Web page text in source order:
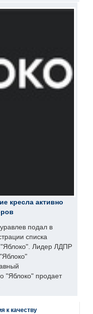
кресла активно
подал в
списка
"Яблоко". Лидер ЛДПР
"Яблоко" продает
к качеству